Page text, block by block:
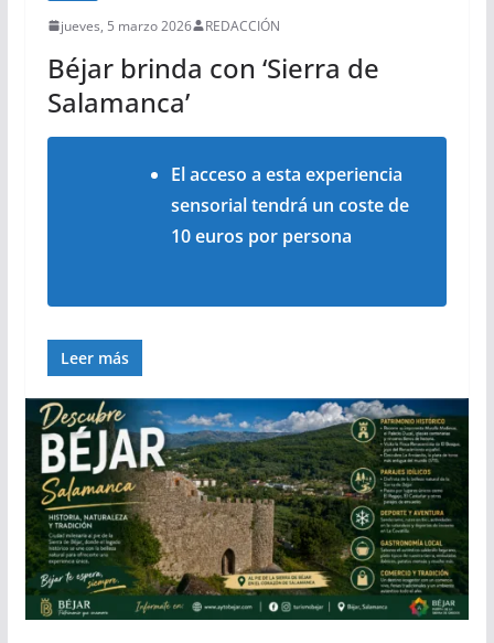
jueves, 5 marzo 2026 REDACCIÓN
Béjar brinda con ‘Sierra de
Salamanca’
El acceso a esta experiencia
sensorial tendrá un coste de
10 euros por persona
Leer más